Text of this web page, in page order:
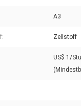
A3
Zellstoff
US$ 1/